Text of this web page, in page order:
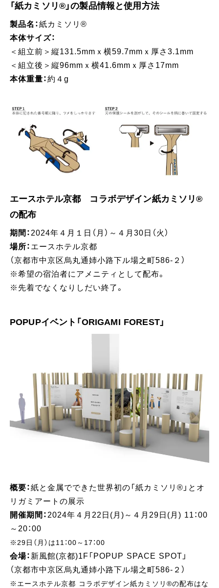
「紙カミソリ®」の製品情報と使用方法
製品名：紙カミソリ®
本体サイズ：
＜組立前＞縦131.5mmｘ横59.7mmｘ厚さ3.1mm
＜組立後＞縦96mmｘ横41.6mmｘ厚さ17mm
本体重量：約４g
エースホテル京都 コラボデザイン紙カミソリ®
の配布
期間： 2024年４月１日（月）～４月30日（火）
場所： エースホテル京都
（京都市中京区烏丸通姉小路下ル場之町586-２）
※希望の宿泊者にアメニティとして配布。
※先着でなくなりしだい終了。
POPUPイベント「ORIGAMI FOREST」
概要：紙と金属でできた世界初の「紙カミソリ®」とオ
リガミアートの展示
開催期間： 2024年４月22日(月)～４月29日(月) 11：00
～20：00
※29日（月）は11：00～17：00
会場： 新風館(京都)1F「POPUP SPACE SPOT」
（京都市中京区烏丸通姉小路下ル場之町586-２）
※エースホテル京都 コラボデザイン紙カミソリ®の配布はな